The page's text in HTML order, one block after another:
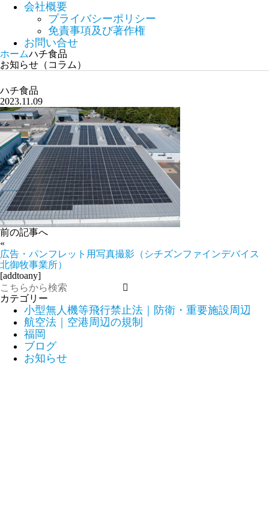
会社概要
プライバシーポリシー
免責事項及び著作権
お問い合せ
ホームハチ食品
お知らせ（コラム）
ハチ食品
2023.11.09
前の記事へ
«
広告・パンフレット用写真撮影（シチズンファインデバイス
北御牧事業所）
[addtoany]
カテゴリー
小型無人機等飛行禁止法｜防衛・重要施設周辺
航空法｜空港周辺の規制
福岡
ブログ
お知らせ